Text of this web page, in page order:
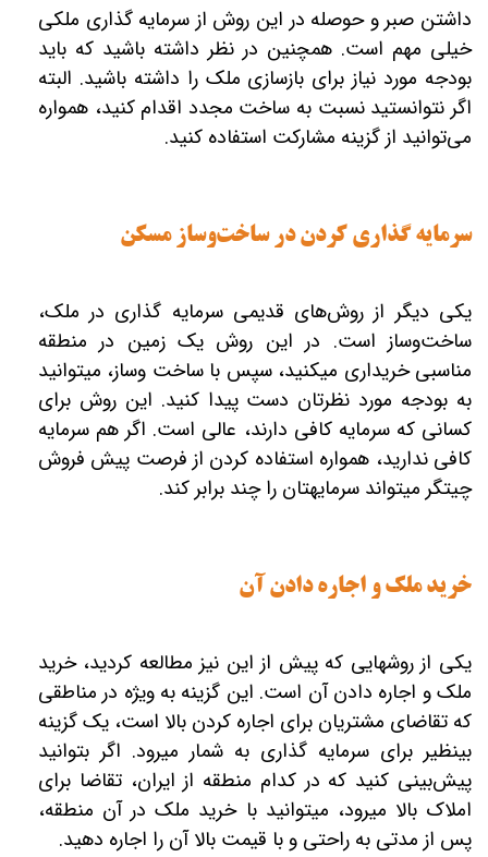
داشتن صبر و حوصله در این روش از سرمایه‎ گذاری ملکی
خیلی مهم است. همچنین در نظر داشته باشید که باید
بودجه مورد نیاز برای بازسازی ملک را داشته باشید. البته
اگر نتوانستید نسبت به ساخت مجدد اقدام کنید، همواره
می‌توانید از گزینه مشارکت استفاده کنید.
سرمایه‎ گذاری کردن در ساخت‌وساز مسکن
یکی دیگر از روش‌های قدیمی سرمایه‎ گذاری در ملک،
ساخت‌و‎ساز است. در این روش یک زمین در منطقه
مناسبی خریداری می‎کنید، سپس با ساخت‎ وساز، می‎توانید
به بودجه مورد نظرتان دست پیدا کنید. این روش برای
کافی ندارید، همواره استفاده کردن از فرصت پیش فروش
چیتگر می‏تواند سرمایه‎تان را چند برابر کند.
خرید ملک و اجاره دادن آن
یکی از روش‎هایی که پیش از این نیز مطالعه کردید، خرید
ملک و اجاره دادن آن است. این گزینه به ویژه در مناطقی
که تقاضای مشتریان برای اجاره کردن بالا است، یک گزینه
بی‎نظیر برای سرمایه ‎گذاری به شمار می‎رود. اگر بتوانید
پیش‌بینی کنید که در کدام منطقه از ایران، تقاضا برای
املاک بالا می‎رود، می‎توانید با خرید ملک در آن منطقه،
پس از مدتی به راحتی و با قیمت بالا آن را اجاره دهید.